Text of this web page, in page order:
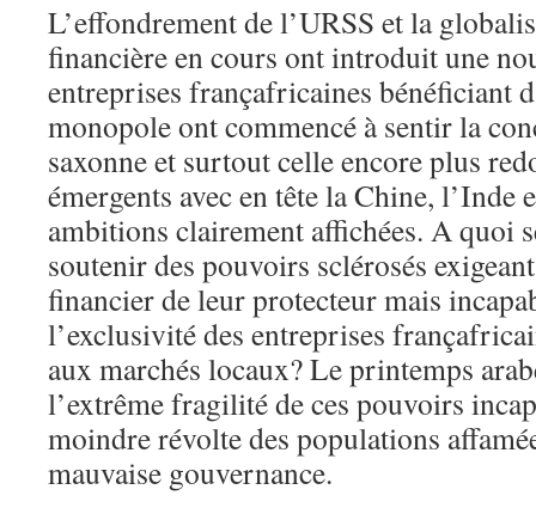
L’effondrement de l’URSS et la
financière en cours ont introduit une
entreprises françafricaines bénéficiant
monopole ont commencé à sentir la
saxonne et surtout celle encore plus
émergents avec en tête la Chine, l’Inde
ambitions clairement affichées. A quoi
soutenir des pouvoirs sclérosés
financier de leur protecteur mais
l’exclusivité des entreprises
aux marchés locaux? Le printemps
l’extrême fragilité de ces pouvoirs
moindre révolte des populations
mauvaise gouvernance.